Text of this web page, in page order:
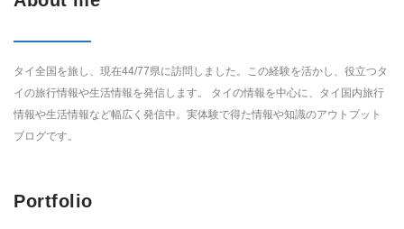
タイ全国を旅し、現在44/77県に訪問しました。この経験を活かし、役立つタ
イの旅行情報や生活情報を発信します。 タイの情報を中心に、タイ国内旅行
情報や生活情報など幅広く発信中。実体験で得た情報や知識のアウトプット
ブログです。
Portfolio